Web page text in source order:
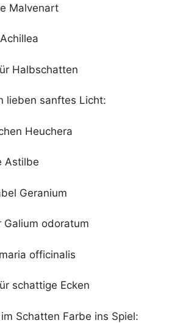
Malvenart
Halbschatten
lieben sanftes Licht:
Heuchera
Astilbe
Geranium
Galium odoratum
officinalis
schattige Ecken
Schatten Farbe ins Spiel: